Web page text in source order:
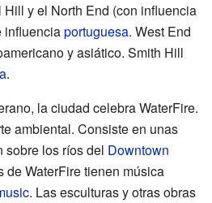
y el North End (con influencia
influenciaportuguesa. West End
y asiático. Smith Hill
.
la ciudad celebra WaterFire.
ambiental. Consiste en unas
sobre los ríos del Downtown
de WaterFire tienen música
. Las esculturas y otras obras